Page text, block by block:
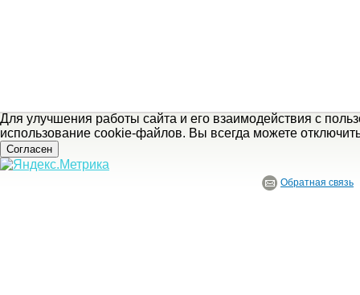
Для улучшения работы сайта и его взаимодействия с
использование cookie-файлов. Вы всегда можете
Согласен
Обратная связь